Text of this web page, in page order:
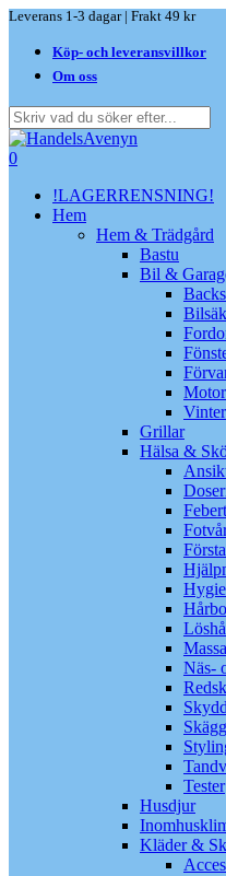
Skip
main
content
Leverans 1-3 dagar | Frakt 49 kr
Köp- och leveransvillkor
Om oss
Close
Search
search
0
!LAGERRENSNING!
Hem
Hem & Trädgård
Bastu
Bil &
Grillar
Hälsa &
Näs-
Tester
Husdjur
Kläder &